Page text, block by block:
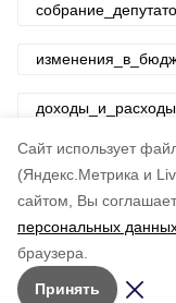
Cайт использует
(Яндекс.Метрика и
сайтом, Вы
персональных
браузера.
Принять
доходы_и_расходы
Авторы: ADMIN
по
5